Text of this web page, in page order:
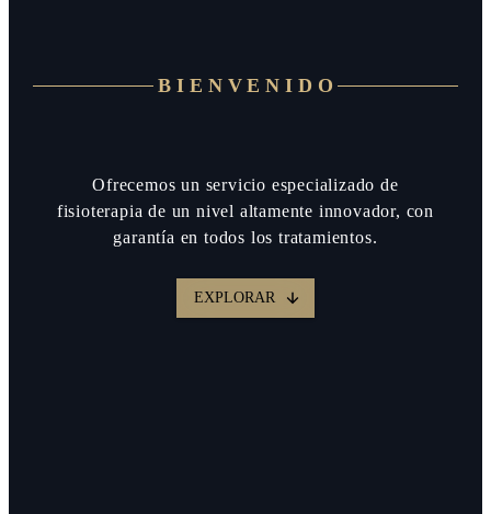
BIENVENIDO
Ofrecemos un servicio especializado de
fisioterapia de un nivel altamente innovador, con
garantía en todos los tratamientos.
EXPLORAR